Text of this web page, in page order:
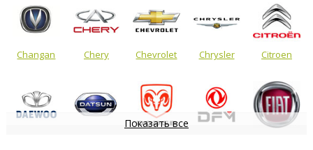
Changan Chery Chevrolet Chrysler Citroen
Показать все